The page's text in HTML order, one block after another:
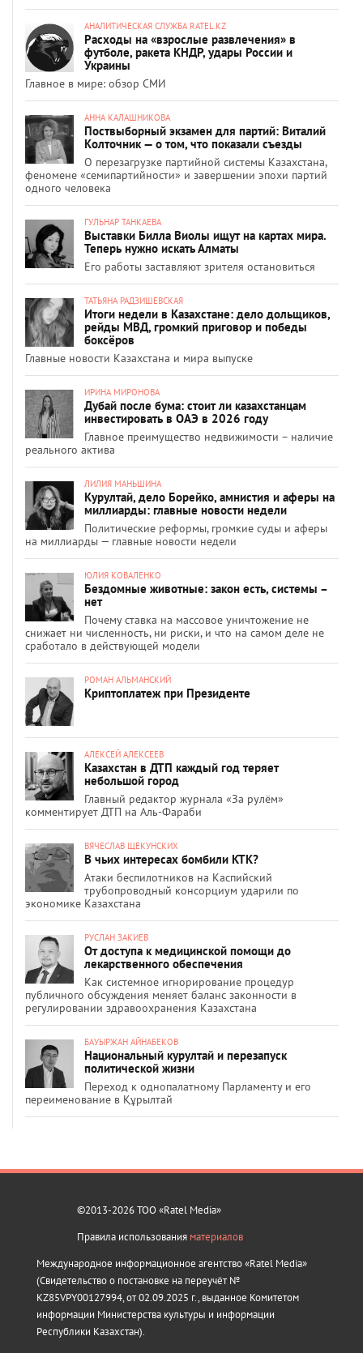
АНАЛИТИЧЕСКАЯ СЛУЖБА RATEL.KZ
Расходы на «взрослые развлечения» в
футболе, ракета КНДР, удары России и
Украины
Главное в мире: обзор СМИ
АННА КАЛАШНИКОВА
Поствыборный экзамен для партий: Виталий
Колточник — о том, что показали съезды
О перезагрузке партийной системы Казахстана,
феномене «семипартийности» и завершении эпохи партий
одного человека
ГУЛЬНАР ТАНКАЕВА
Выставки Билла Виолы ищут на картах мира.
Теперь нужно искать Алматы
Его работы заставляют зрителя остановиться
ТАТЬЯНА РАДЗИШЕВСКАЯ
Итоги недели в Казахстане: дело дольщиков,
рейды МВД, громкий приговор и победы
боксёров
Главные новости Казахстана и мира выпуске
ИРИНА МИРОНОВА
Дубай после бума: стоит ли казахстанцам
инвестировать в ОАЭ в 2026 году
Главное преимущество недвижимости – наличие
реального актива
ЛИЛИЯ МАНЬШИНА
Курултай, дело Борейко, амнистия и аферы на
миллиарды: главные новости недели
Политические реформы, громкие суды и аферы
на миллиарды — главные новости недели
ЮЛИЯ КОВАЛЕНКО
Бездомные животные: закон есть, системы –
нет
Почему ставка на массовое уничтожение не
снижает ни численность, ни риски, и что на самом деле не
сработало в действующей модели
РОМАН АЛЬМАНСКИЙ
Криптоплатеж при Президенте
АЛЕКСЕЙ АЛЕКСЕЕВ
Казахстан в ДТП каждый год теряет
небольшой город
Главный редактор журнала «За рулём»
комментирует ДТП на Аль-Фараби
ВЯЧЕСЛАВ ЩЕКУНСКИХ
В чьих интересах бомбили КТК?
Атаки беспилотников на Каспийский
трубопроводный консорциум ударили по
экономике Казахстана
РУСЛАН ЗАКИЕВ
От доступа к медицинской помощи до
лекарственного обеспечения
Как системное игнорирование процедур
публичного обсуждения меняет баланс законности в
регулировании здравоохранения Казахстана
БАУЫРЖАН АЙНАБЕКОВ
Национальный курултай и перезапуск
политической жизни
Переход к однопалатному Парламенту и его
переименование в Құрылтай
©2013-2026 ТОО «Ratel Media»
Правила использования материалов
Международное информационное агентство «Ratel Media»
(Свидетельство о постановке на переучёт №
KZ85VPY00127994, от 02.09.2025 г., выданное Комитетом
информации Министерства культуры и информации
Республики Казахстан).